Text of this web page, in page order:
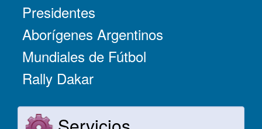
Presidentes
Aborígenes Argentinos
Mundiales de Fútbol
Rally Dakar